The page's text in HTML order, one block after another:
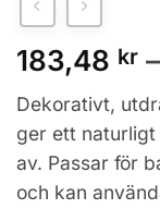
183,48 kr –
Dekorativt,
ger ett
av. Passar för
och kan